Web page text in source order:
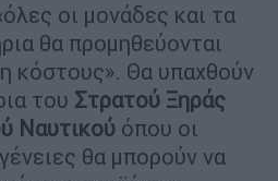
οι μονάδες και τα
θα προμηθεύονται
κόστους». Θα υπαχθούν
του Στρατού Ξηράς
Ναυτικού όπου οι
θα μπορούν να